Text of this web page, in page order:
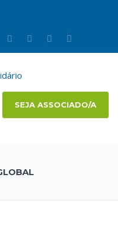
SEJA ASSOCIADO/A